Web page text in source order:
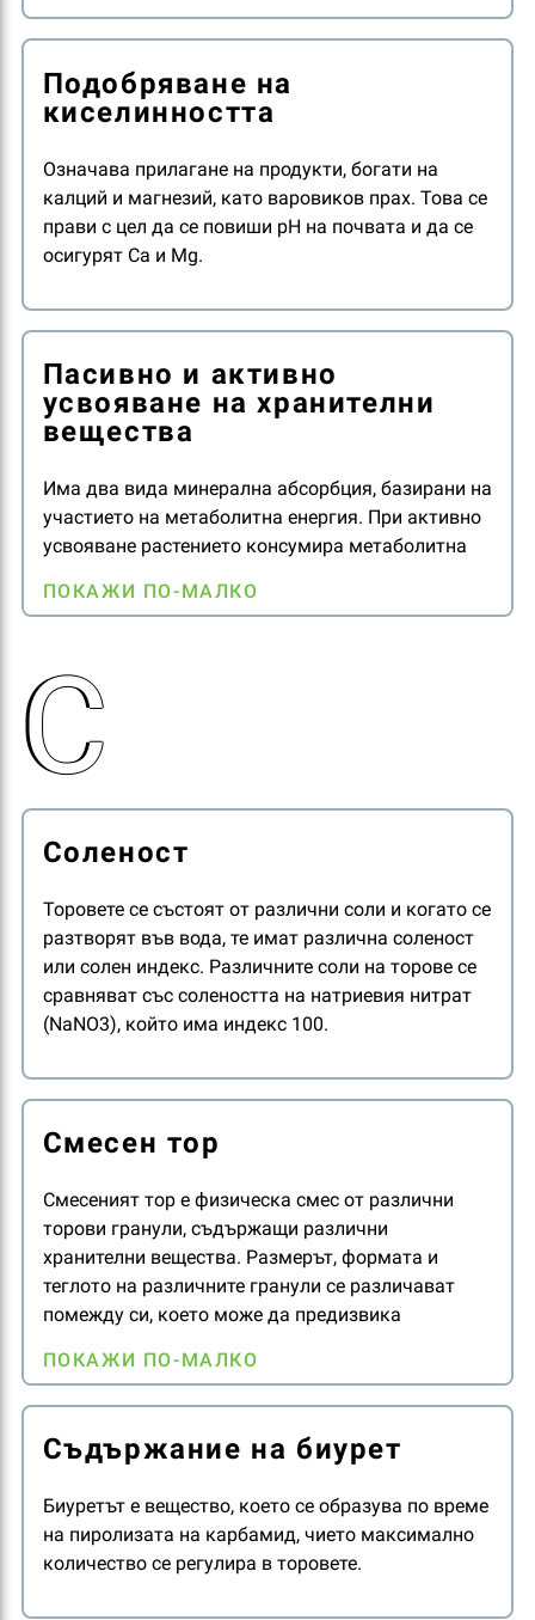
Подобряване на
киселинността
Означава прилагане на продукти, богати на
калций и магнезий, като варовиков прах. Това се
прави с цел да се повиши рН на почвата и да се
осигурят Ca и Mg.
Пасивно и активно
усвояване на хранителни
вещества
Има два вида минерална абсорбция, базирани на
участието на метаболитна енергия. При активно
усвояване растението консумира метаболитна
изразходва енергия. Пасивното усвояване на
енергия.
ПОКАЖИ ПО-МАЛКО
С
Соленост
Торовете се състоят от различни соли и когато се
разтворят във вода, те имат различна соленост
или солен индекс. Различните соли на торове се
сравняват със солеността на натриевия нитрат
(NaNO3), който има индекс 100.
Смесен тор
Смесеният тор е физическа смес от различни
торови гранули, съдържащи различни
хранителни вещества. Размерът, формата и
теглото на различните гранули се различават
помежду си, което може да предизвика
съхранение. Гранулите с различни физични
свойства се разхвърлят на различно разстояние.
особено разпределението на хранителните
хомогенно, отколкото при смесените торове.
ПОКАЖИ ПО-МАЛКО
Съдържание на биурет
Биуретът е вещество, което се образува по време
на пиролизата на карбамид, чието максимално
количество се регулира в торовете.